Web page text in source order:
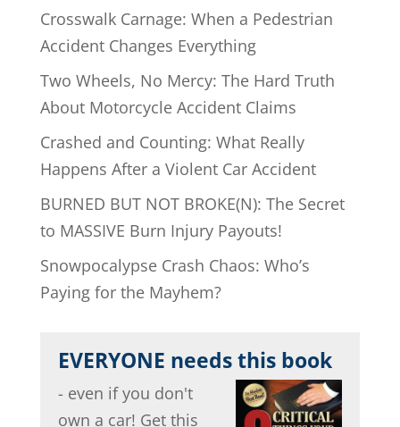
Crosswalk Carnage: When a Pedestrian
Accident Changes Everything
Two Wheels, No Mercy: The Hard Truth
About Motorcycle Accident Claims
Crashed and Counting: What Really
Happens After a Violent Car Accident
BURNED BUT NOT BROKE(N): The Secret
to MASSIVE Burn Injury Payouts!
Snowpocalypse Crash Chaos: Who’s
Paying for the Mayhem?
EVERYONE needs this book
- even if you don't
own a car! Get this